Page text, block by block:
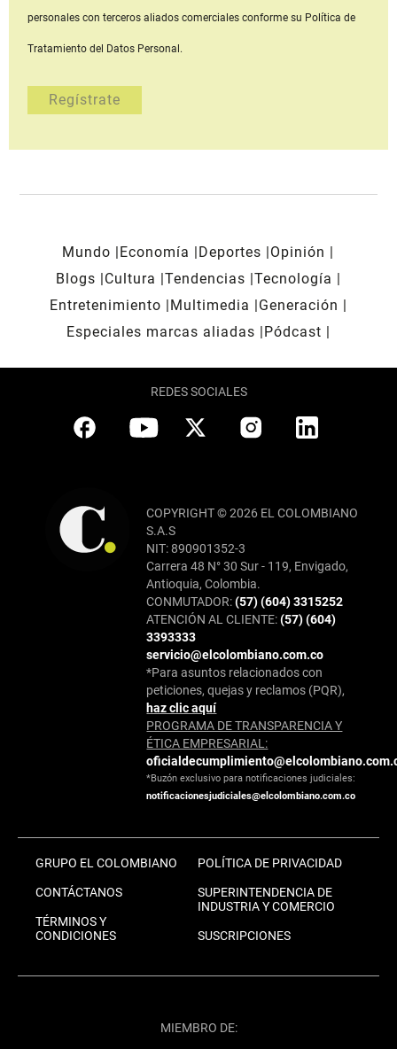
personales con terceros aliados comerciales conforme su Política de
Tratamiento del Datos Personal.
Mundo Economía Deportes
Opinión
Blogs
Cultura Tendencias Tecnología
Entretenimiento
Multimedia
Generación
Especiales marcas aliadas
Pódcast
REDES SOCIALES
COPYRIGHT © 2026 EL COLOMBIANO
S.A.S
NIT: 890901352-3
Carrera 48 N° 30 Sur - 119, Envigado,
Antioquia, Colombia.
CONMUTADOR:(57) (604) 3315252
ATENCIÓN AL CLIENTE:(57) (604)
3393333
servicio@elcolombiano.com.co
*Para asuntos relacionados con
peticiones, quejas y reclamos (PQR),
haz clic aquí
PROGRAMA DE TRANSPARENCIA Y
ÉTICA EMPRESARIAL:
*Buzón exclusivo para notificaciones judiciales:
notificacionesjudiciales@elcolombiano.com.co
GRUPO EL COLOMBIANO
CONTÁCTANOS
TÉRMINOS Y
CONDICIONES
POLÍTICA DE PRIVACIDAD
SUPERINTENDENCIA DE
INDUSTRIA Y COMERCIO
SUSCRIPCIONES
MIEMBRO DE: